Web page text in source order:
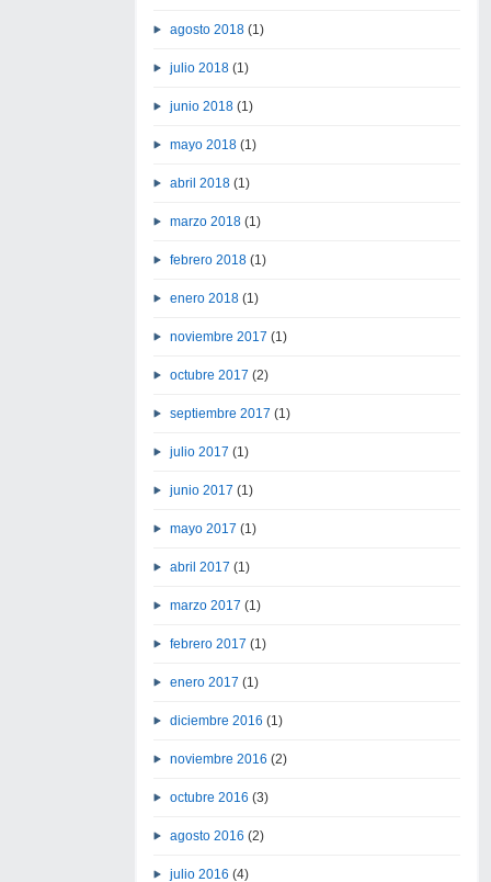
agosto 2018(1)
julio 2018(1)
junio 2018(1)
mayo 2018(1)
abril 2018(1)
marzo 2018(1)
febrero 2018(1)
enero 2018(1)
noviembre 2017 (1)
octubre 2017 (2)
septiembre 2017 (1)
julio 2017 (1)
junio 2017 (1)
mayo 2017 (1)
abril 2017 (1)
marzo 2017 (1)
febrero 2017 (1)
enero 2017 (1)
diciembre 2016 (1)
noviembre 2016 (2)
octubre 2016 (3)
agosto 2016 (2)
julio 2016 (4)